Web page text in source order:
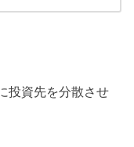
投資先を分散させ